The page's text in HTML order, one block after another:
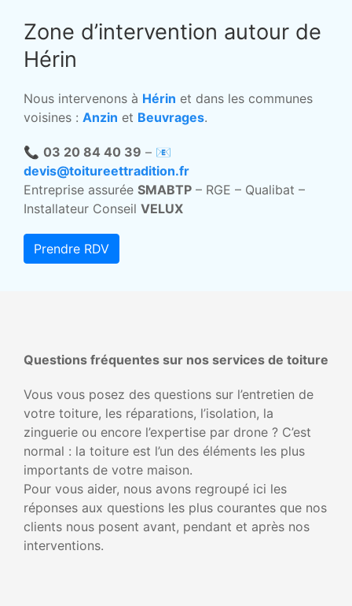
Zone d’intervention autour de
Hérin
Nous intervenons à Hérin et dans les communes
voisines : Anzin et Beuvrages.
📞 03 20 84 40 39 – 📧
devis@toitureettradition.fr
Entreprise assurée SMABTP – RGE – Qualibat –
Installateur Conseil VELUX
Prendre RDV
Questions fréquentes sur nos services de toiture
Vous vous posez des questions sur l’entretien de
votre toiture, les réparations, l’isolation, la
zinguerie ou encore l’expertise par drone ? C’est
normal : la toiture est l’un des éléments les plus
importants de votre maison.
Pour vous aider, nous avons regroupé ici les
réponses aux questions les plus courantes que nos
clients nous posent avant, pendant et après nos
interventions.